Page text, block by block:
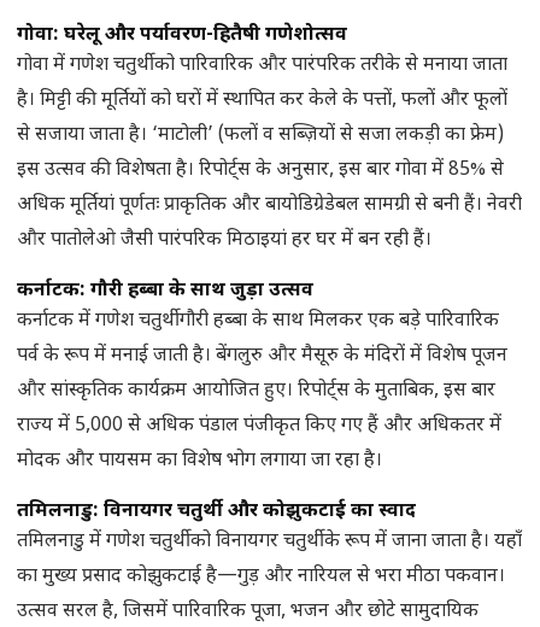
गोवा: घरेलू और पर्यावरण-हितैषी गणेशोत्सव
गोवा में गणेश चतुर्थी को पारिवारिक और पारंपरिक तरीके से मनाया जाता
है। मिट्टी की मूर्तियों को घरों में स्थापित कर केले के पत्तों, फलों और फूलों
से सजाया जाता है। ‘माटोली’ (फलों व सब्ज़ियों से सजा लकड़ी का फ्रेम)
इस उत्सव की विशेषता है। रिपोर्ट्स के अनुसार, इस बार गोवा में 85% से
अधिक मूर्तियां पूर्णतः प्राकृतिक और बायोडिग्रेडेबल सामग्री से बनी हैं। नेवरी
और पातोलेओ जैसी पारंपरिक मिठाइयां हर घर में बन रही हैं।
कर्नाटक: गौरी हब्बा के साथ जुड़ा उत्सव
कर्नाटक में गणेश चतुर्थी गौरी हब्बा के साथ मिलकर एक बड़े पारिवारिक
पर्व के रूप में मनाई जाती है। बेंगलुरु और मैसूरु के मंदिरों में विशेष पूजन
और सांस्कृतिक कार्यक्रम आयोजित हुए। रिपोर्ट्स के मुताबिक, इस बार
राज्य में 5,000 से अधिक पंडाल पंजीकृत किए गए हैं और अधिकतर में
मोदक और पायसम का विशेष भोग लगाया जा रहा है।
तमिलनाडु: विनायगर चतुर्थी और कोझुकटाई का स्वाद
तमिलनाडु में गणेश चतुर्थी को विनायगर चतुर्थी के रूप में जाना जाता है। यहाँ
का मुख्य प्रसाद कोझुकटाई है—गुड़ और नारियल से भरा मीठा पकवान।
उत्सव सरल है, जिसमें पारिवारिक पूजा, भजन और छोटे सामुदायिक